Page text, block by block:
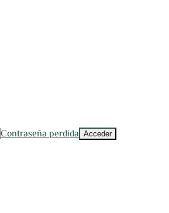
Contraseña perdida